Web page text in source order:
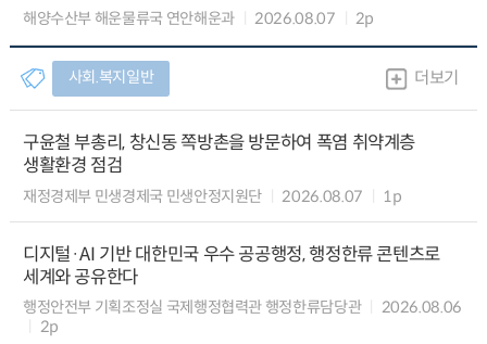
해양수산부 해운물류국 연안해운과 2026.08.07 2p
사회.복지일반 더보기
구윤철 부총리, 창신동 쪽방촌을 방문하여 폭염 취약계층
생활환경 점검
재정경제부 민생경제국 민생안정지원단 2026.08.07 1p
디지털·AI 기반 대한민국 우수 공공행정, 행정한류 콘텐츠로
세계와 공유한다
행정안전부 기획조정실 국제행정협력관 행정한류담당관
2026.08.06
2p